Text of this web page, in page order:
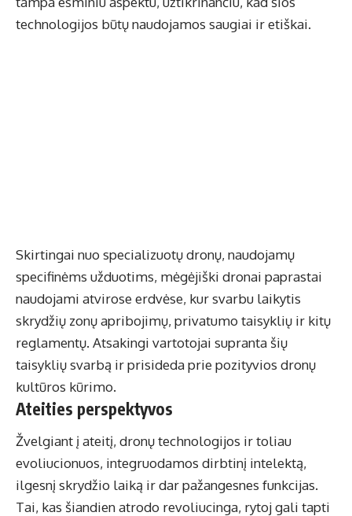
technologijos būtų naudojamos saugiai ir etiškai.
Skirtingai nuo specializuotų dronų, naudojamų
specifinėms užduotims, mėgėjiški dronai paprastai
naudojami atvirose erdvėse, kur svarbu laikytis
skrydžių zonų apribojimų, privatumo taisyklių ir kitų
reglamentų. Atsakingi vartotojai supranta šių
taisyklių svarbą ir prisideda prie pozityvios dronų
kultūros kūrimo.
Ateities perspektyvos
Žvelgiant į ateitį, dronų technologijos ir toliau
evoliucionuos, integruodamos dirbtinį intelektą,
ilgesnį skrydžio laiką ir dar pažangesnes funkcijas.
Tai, kas šiandien atrodo revoliucinga, rytoj gali tapti